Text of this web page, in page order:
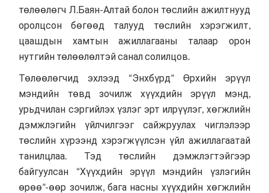
төлөөлөгч Л.Баян-Алтай болон төслийн ажилтнууд
оролцсон бөгөөд талууд төслийн хэрэгжилт,
цаашдын хамтын ажиллагааны талаар орон
нутгийн төлөөлөлтэй санал солилцов.
Төлөөлөгчид эхлээд “Энхбүрд” Өрхийн эрүүл
мэндийн төвд зочилж хүүхдийн эрүүл мэнд,
урьдчилан сэргийлэх үзлэг эрт илрүүлэг, хөгжлийн
дэмжлэгийн үйлчилгээг сайжруулах чиглэлээр
төслийн хүрээнд хэрэгжүүлсэн үйл ажиллагаатай
танилцлаа. Тэд төслийн дэмжлэгтэйгээр
байгуулсан “Хүүхдийн эрүүл мэндийн үзлэгийн
өрөө”-өөр зочилж, бага насны хүүхдийн хөгжлийн